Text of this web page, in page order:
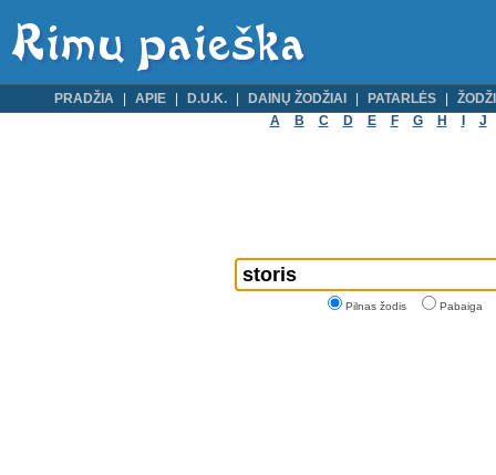
PRADŽIA APIE D.U.K. DAINŲ ŽODŽIAI PATARLĖS
A
B C D E F G H J
Pilnas žodis Pabaiga